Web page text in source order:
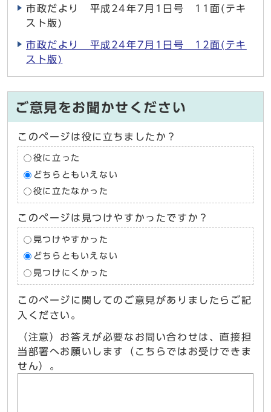
市政だより 平成24年7月1日号 11面(テキ
スト版)
市政だより 平成24年7月1日号 12面(テキ
スト版)
ご意見をお聞かせください
このページは役に立ちましたか？
役に立った
どちらともいえない
役に立たなかった
このページは見つけやすかったですか？
見つけやすかった
どちらともいえない
見つけにくかった
このページに関してのご意見がありましたらご記
入ください。
（注意）お答えが必要なお問い合わせは、直接担
当部署へお願いします（こちらではお受けできま
せん）。